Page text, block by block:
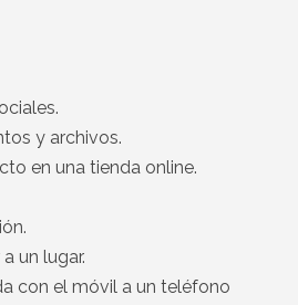
y archivos.
en una tienda online.
un lugar.
con el móvil a un teléfono